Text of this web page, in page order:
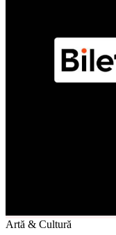
Artă & Cultură